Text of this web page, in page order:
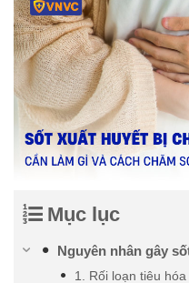
Mục lục
Nguyên nhân gây
1. Rối loạn tiêu hóa